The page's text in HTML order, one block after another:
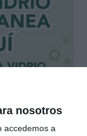
nosotros
accedemos a